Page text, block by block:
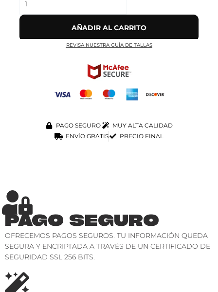
AÑADIR AL CARRITO
REVISA NUESTRA GUÍA DE TALLAS
PAGO SEGURO
MUY ALTA CALIDAD
ENVÍO GRATIS
PRECIO FINAL
PAGO SEGURO
OFRECEMOS PAGOS SEGUROS. TU INFORMACIÓN QUEDA
SEGURA Y ENCRIPTADA A TRAVÉS DE UN CERTIFICADO DE
SEGURIDAD SSL 256 BITS.